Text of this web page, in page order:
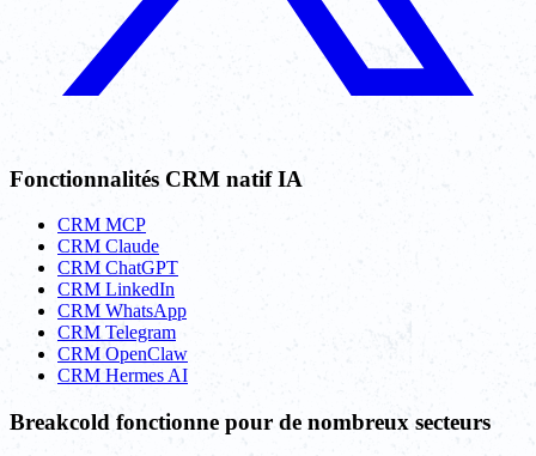
Fonctionnalités CRM natif IA
CRM MCP
CRM Claude
CRM ChatGPT
CRM LinkedIn
CRM WhatsApp
CRM Telegram
CRM OpenClaw
CRM Hermes AI
Breakcold fonctionne pour de nombreux secteurs